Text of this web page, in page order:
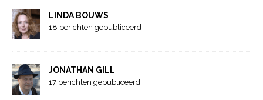
LINDA BOUWS
18 berichten gepubliceerd
JONATHAN GILL
17 berichten gepubliceerd